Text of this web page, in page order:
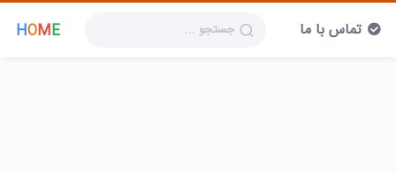
HOME تماس با ما